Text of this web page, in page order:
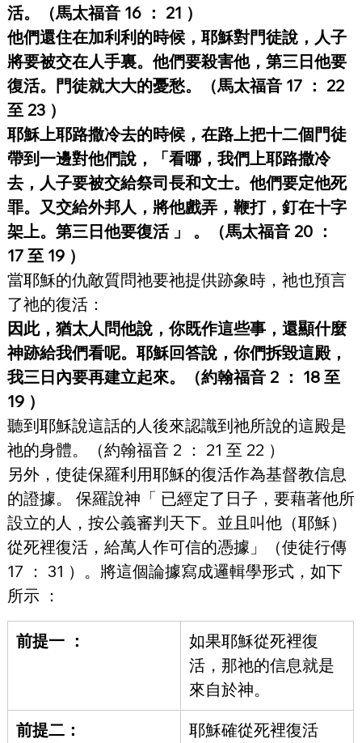
活。（馬太福音 16 ： 21 ）
他們還住在加利利的時候，耶穌對門徒說，人子
將要被交在人手裏。他們要殺害他，第三日他要
復活。門徒就大大的憂愁。（馬太福音 17 ： 22
至 23 ）
耶穌上耶路撒冷去的時候，在路上把十二個門徒
帶到一邊對他們說，「看哪，我們上耶路撒冷
去，人子要被交給祭司長和文士。他們要定他死
罪。又交給外邦人，將他戲弄，鞭打，釘在十字
架上。第三日他要復活 」 。（馬太福音 20 ：
17 至 19 ）
當耶穌的仇敵質問祂要祂提供跡象時，祂也預言
了祂的復活：
因此，猶太人問他說，你既作這些事，還顯什麼
神跡給我們看呢。耶穌回答說，你們拆毀這殿，
我三日內要再建立起來。（約翰福音 2 ： 18 至
19 ）
聽到耶穌說這話的人後來認識到祂所說的這殿是
祂的身體。（約翰福音 2 ： 21 至 22 ）
另外，使徒保羅利用耶穌的復活作為基督教信息
的證據。 保羅說神「 已經定了日子，要藉著他所
設立的人，按公義審判天下。並且叫他（耶穌）
從死裡復活，給萬人作可信的憑據」（使徒行傳
17 ： 31 ）。將這個論據寫成邏輯學形式，如下
所示 ：
前提一 ：
如果耶穌從死裡復
活，那祂的信息就是
來自於神。
前提二：
耶穌確從死裡復活